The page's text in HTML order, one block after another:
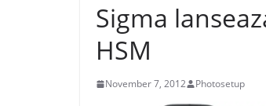
Sigma
HSM
November 7, 2012 Photosetup